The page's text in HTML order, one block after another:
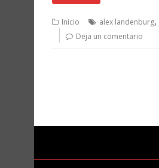
Inicio alex landenburg,
Deja un comentario